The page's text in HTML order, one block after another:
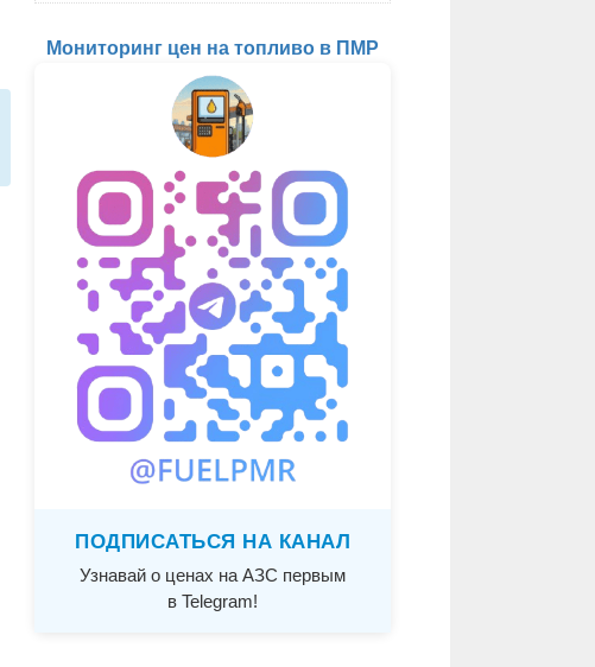
Мониторинг цен на топливо в ПМР
ПОДПИСАТЬСЯ НА КАНАЛ
Узнавай о ценах на АЗС первым
в Telegram!